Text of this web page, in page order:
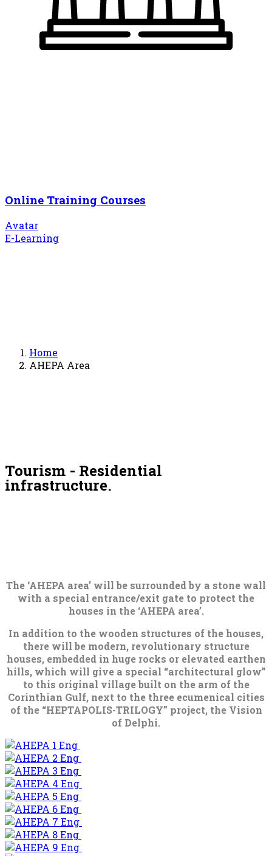
Online Training Courses
Avatar
E-Learning
Home
ΑΗΕPA Area
Tourism - Residential
infrastructure.
The ‘AHEPA area’ will be surrounded by a stone wall
with a special entrance/exit gate to protect the
houses in the ‘AHEPA area’.
In addition to the wooden structures of the houses,
there will be modern, revolutionary structure
houses, embedded in huge rocks or elevated earthen
hills, which will give a special “architectural glow”
to this original village built on the arm of the
Corinthian Gulf, next to the three ecumenical cities
of the “HEPTAPOLIS-TRILOGY” project, the Vision
of Delphi.